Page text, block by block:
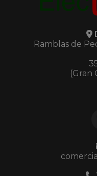
Ramblas de
(Gran